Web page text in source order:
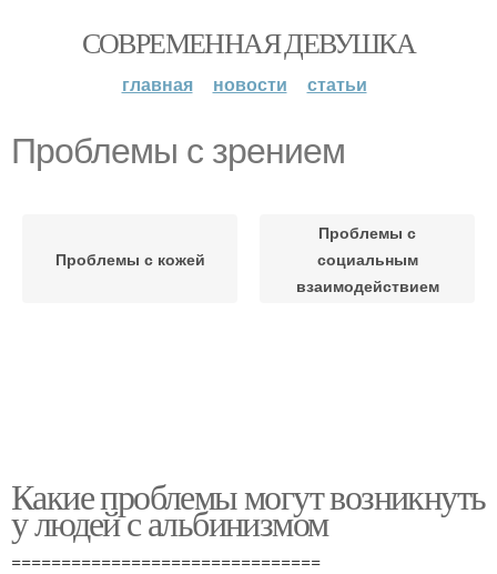
СОВРЕМЕННАЯ ДЕВУШКА
главная новости статьи
Проблемы с зрением
Проблемы с кожей
Проблемы с
социальным
взаимодействием
Какие проблемы могут возникнуть
у людей с альбинизмом
===============================